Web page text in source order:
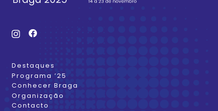
Destaques
Programa ’25
Conhecer Braga
Organização
Contacto